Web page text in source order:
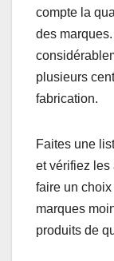
En outre, il
les prix et
recherche
vérifier les
des
Lorsque